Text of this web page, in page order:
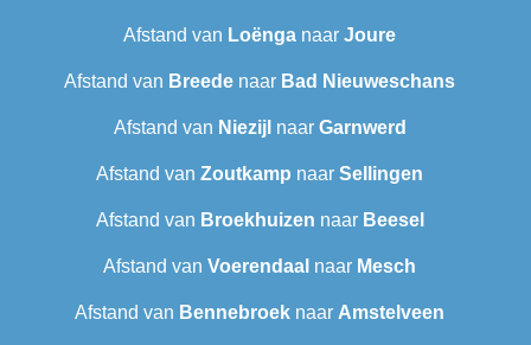
Afstand van Loënga naar Joure
Afstand van Breede naar Bad Nieuweschans
Afstand van Niezijl naar Garnwerd
Afstand van Zoutkamp naar Sellingen
Afstand van Broekhuizen naar Beesel
Afstand van Voerendaal naar Mesch
Afstand van Bennebroek naar Amstelveen